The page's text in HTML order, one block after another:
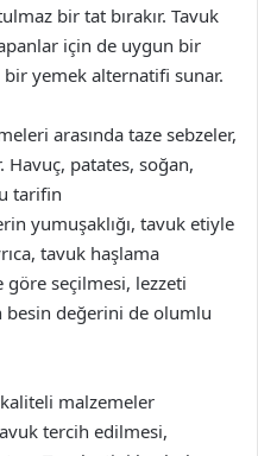
bir tat bırakır. Tavuk
için de uygun bir
yemek alternatifi sunar.
arasında taze sebzeler,
Havuç, patates, soğan,
tarifin
yumuşaklığı, tavuk etiyle
tavuk haşlama
seçilmesi, lezzeti
besin değerini de olumlu
malzemeler
tercih edilmesi,